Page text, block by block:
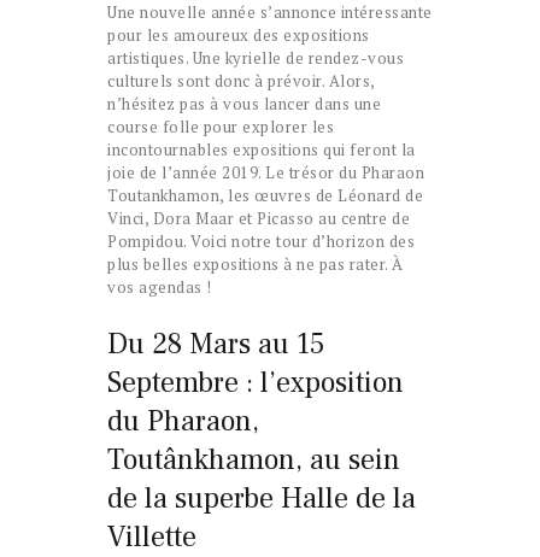
Une nouvelle année s’annonce intéressante
pour les amoureux des expositions
artistiques. Une kyrielle de rendez-vous
culturels sont donc à prévoir. Alors,
n’hésitez pas à vous lancer dans une
course folle pour explorer les
incontournables expositions qui feront la
joie de l’année 2019. Le trésor du Pharaon
Toutankhamon, les œuvres de Léonard de
Vinci, Dora Maar et Picasso au centre de
Pompidou. Voici notre tour d’horizon des
plus belles expositions à ne pas rater. À
vos agendas !
Du 28 Mars au 15
Septembre : l’exposition
du Pharaon,
Toutânkhamon, au sein
de la superbe Halle de la
Villette